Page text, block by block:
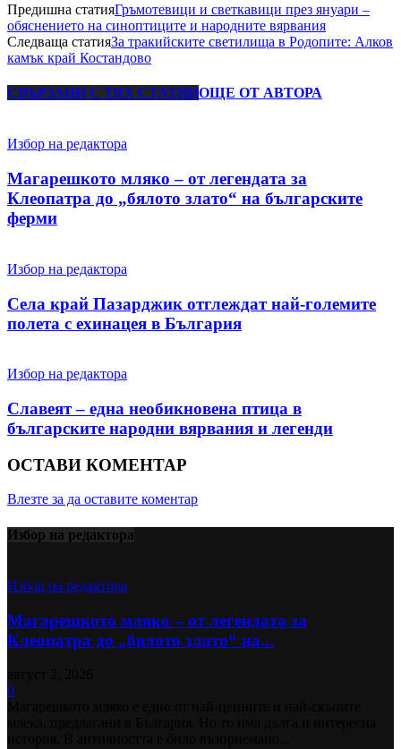
Предишна статияГръмотевици и светкавици през януари –
обяснението на синоптиците и народните вярвания
Следваща статияЗа тракийските светилища в Родопите: Алков
камък край Костандово
СВЪРЗАНИ С ТЯХ СТАТИИОЩЕ ОТ АВТОРА
Избор на редактора
Магарешкото мляко – от легендата за
Клеопатра до „бялото злато“ на българските
ферми
Избор на редактора
Села край Пазарджик отглеждат най-големите
полета с ехинацея в България
Избор на редактора
Славеят – една необикновена птица в
българските народни вярвания и легенди
ОСТАВИ КОМЕНТАР
Влезте за да оставите коментар
Избор на редактора
Избор на редактора
Магарешкото мляко – от легендата за
Клеопатра до „бялото злато“ на...
0